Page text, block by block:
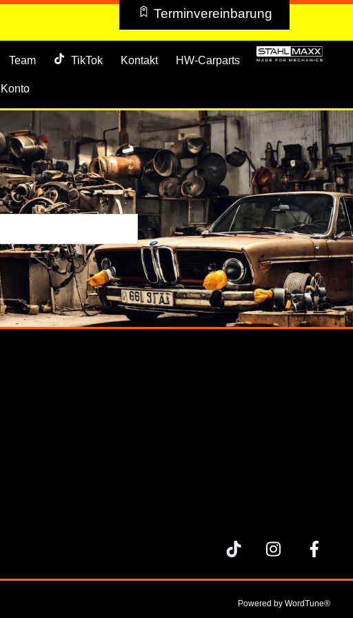
Terminvereinbarung
Team TikTok Kontakt HW-Carparts
Konto
Powered by WordTune®